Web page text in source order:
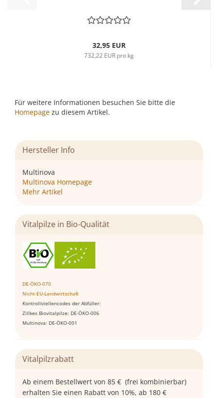
32,95 EUR
732,22 EUR pro kg
Für weitere Informationen besuchen Sie bitte die
Homepage zu diesem Artikel.
Hersteller Info
Multinova
Multinova Homepage
Mehr Artikel
Vitalpilze in Bio-Qualität
DE-ÖKO-070
Nicht-EU-Landwirtschaft
Kontrollstellencodes der Abfüller:
Zillkes Biovitalpilze: DE-ÖKO-006
Multinova: DE-ÖKO-001
Vitalpilzrabatt
Ab einem Bestellwert von 85 € (frei kombinierbar)
erhalten Sie einen Rabatt von 10%, ab 180 €